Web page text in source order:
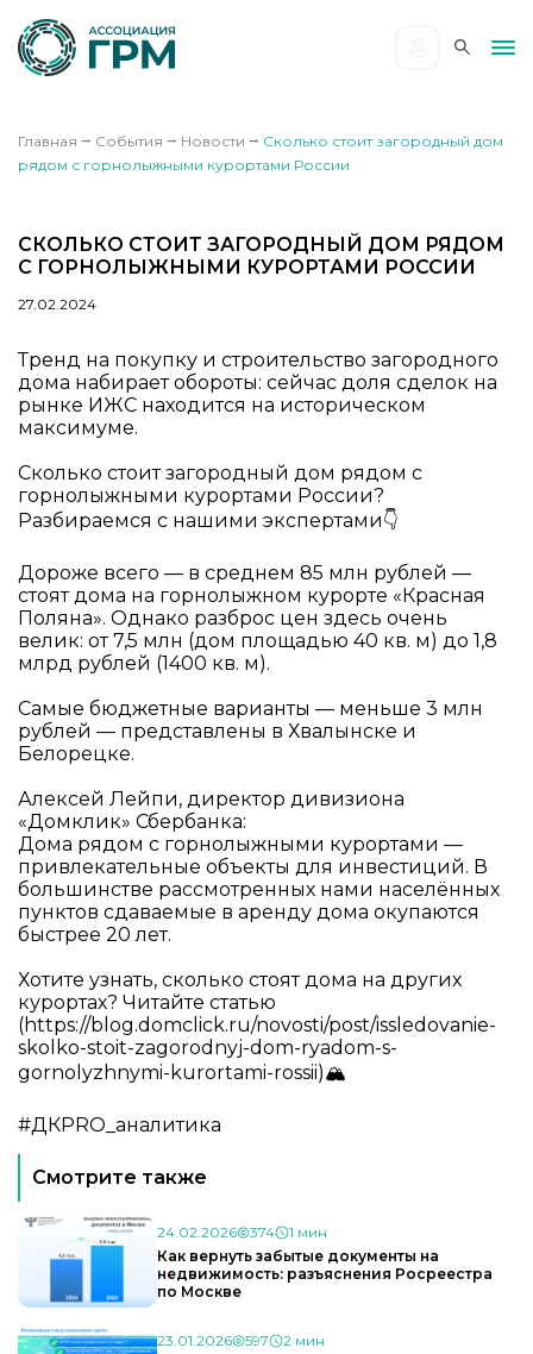
Главная ⭢ События ⭢ Новости ⭢ Сколько стоит загородный дом
рядом с горнолыжными курортами России
СКОЛЬКО СТОИТ ЗАГОРОДНЫЙ ДОМ РЯДОМ
С ГОРНОЛЫЖНЫМИ КУРОРТАМИ РОССИИ
27.02.2024
Тренд на покупку и строительство загородного
дома набирает обороты: сейчас доля сделок на
рынке ИЖС находится на историческом
максимуме.
Сколько стоит загородный дом рядом с
горнолыжными курортами России?
Разбираемся с нашими экспертами👇
Дороже всего — в среднем 85 млн рублей —
стоят дома на горнолыжном курорте «Красная
Поляна». Однако разброс цен здесь очень
велик: от 7,5 млн (дом площадью 40 кв. м) до 1,8
млрд рублей (1400 кв. м).
Самые бюджетные варианты — меньше 3 млн
рублей — представлены в Хвалынске и
Белорецке.
Алексей Лейпи, директор дивизиона
«Домклик» Сбербанка:
Дома рядом с горнолыжными курортами —
привлекательные объекты для инвестиций. В
большинстве рассмотренных нами населённых
пунктов сдаваемые в аренду дома окупаются
быстрее 20 лет.
Хотите узнать, сколько стоят дома на других
курортах? Читайте статью
(https://blog.domclick.ru/novosti/post/issledovanie-
skolko-stoit-zagorodnyj-dom-ryadom-s-
gornolyzhnymi-kurortami-rossii)🏔
#ДКPRO_аналитика
Смотрите также
24.02.2026 374
1 мин
Как вернуть забытые документы на
недвижимость: разъяснения Росреестра
по Москве
23.01.2026 597
2 мин